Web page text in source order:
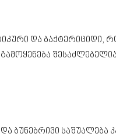
და ბაქტერიციდი,
გამოყენება
ბუნებრივი საშუალება